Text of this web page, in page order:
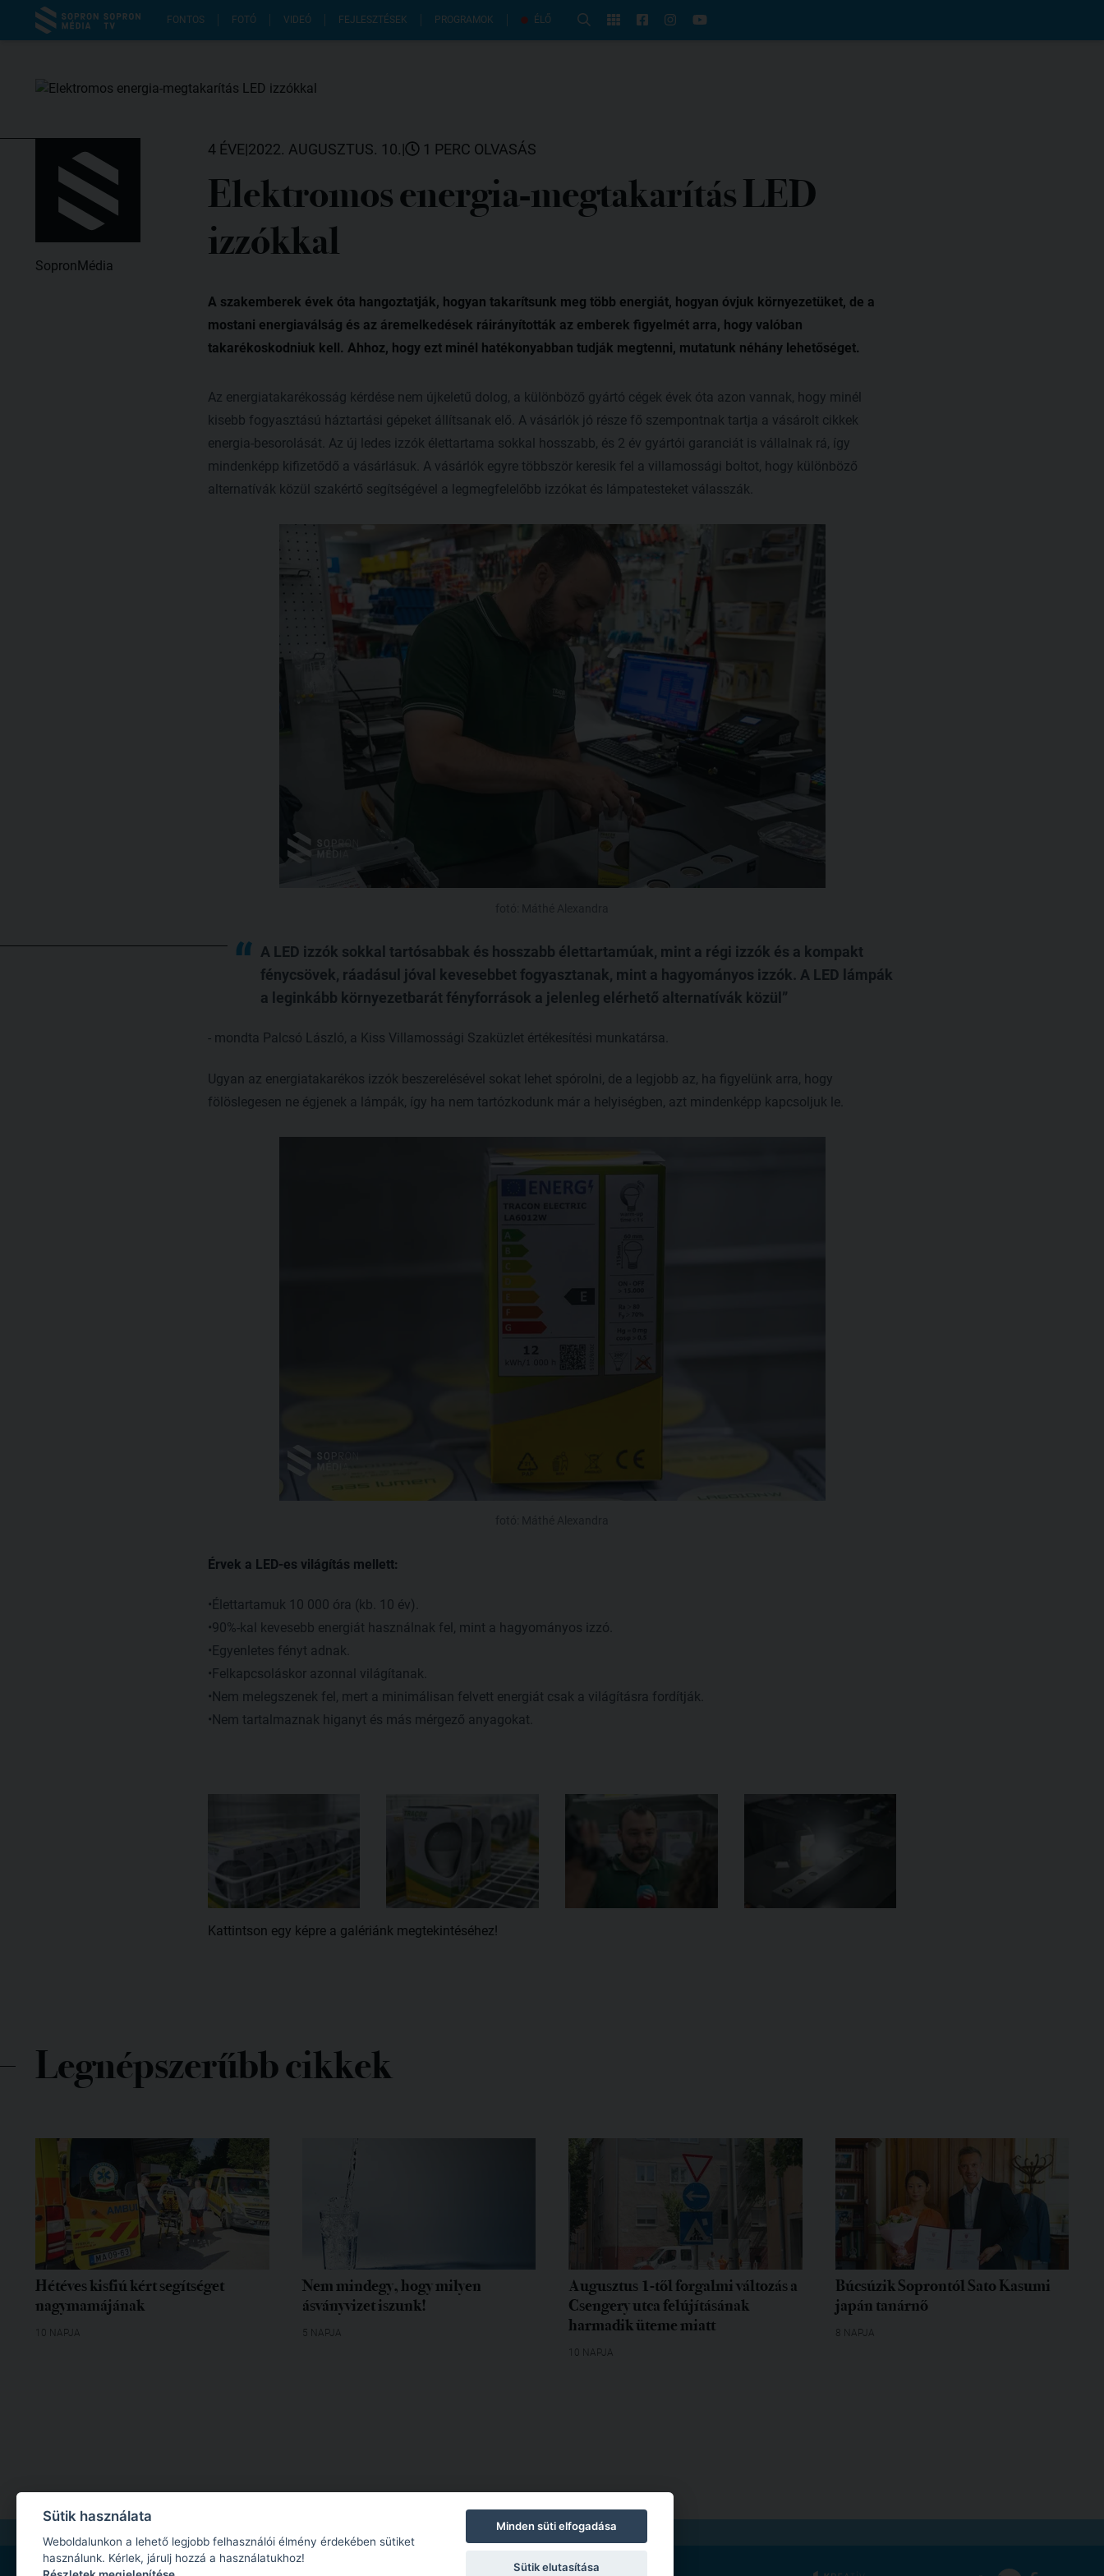
FONTOS FOTÓ VIDEÓ FEJLESZTÉSEK PROGRAMOK ÉLŐ
SopronMédia
4 ÉVE|2022. AUGUSZTUS. 10.| 1 PERC OLVASÁS
Elektromos energia-megtakarítás LED
izzókkal
A szakemberek évek óta hangoztatják, hogyan takarítsunk meg több energiát, hogyan óvjuk környezetüket, de a
mostani energiaválság és az áremelkedések ráirányították az emberek figyelmét arra, hogy valóban
takarékoskodniuk kell. Ahhoz, hogy ezt minél hatékonyabban tudják megtenni, mutatunk néhány lehetőséget.
Az energiatakarékosság kérdése nem újkeletű dolog, a különböző gyártó cégek évek óta azon vannak, hogy minél
kisebb fogyasztású háztartási gépeket állítsanak elő. A vásárlók jó része fő szempontnak tartja a vásárolt cikkek
energia-besorolását. Az új ledes izzók élettartama sokkal hosszabb, és 2 év gyártói garanciát is vállalnak rá, így
mindenképp kifizetődő a vásárlásuk. A vásárlók egyre többször keresik fel a villamossági boltot, hogy különböző
alternatívák közül szakértő segítségével a legmegfelelőbb izzókat és lámpatesteket válasszák.
A LED izzók sokkal tartósabbak és hosszabb élettartamúak, mint a régi izzók és a kompakt
fénycsövek, ráadásul jóval kevesebbet fogyasztanak, mint a hagyományos izzók. A LED lámpák
a leginkább környezetbarát fényforrások a jelenleg elérhető alternatívák közül
- mondta Palcsó László, a Kiss Villamossági Szaküzlet értékesítési munkatársa.
Ugyan az energiatakarékos izzók beszerelésével sokat lehet spórolni, de a legjobb az, ha figyelünk arra, hogy
fölöslegesen ne égjenek a lámpák, így ha nem tartózkodunk már a helyiségben, azt mindenképp kapcsoljuk le.
Érvek a LED-es világítás mellett:
•Élettartamuk 10 000 óra (kb. 10 év).
•90%-kal kevesebb energiát használnak fel, mint a hagyományos izzó.
•Egyenletes fényt adnak.
•Felkapcsoláskor azonnal világítanak.
•Nem melegszenek fel, mert a minimálisan felvett energiát csak a világításra fordítják.
•Nem tartalmaznak higanyt és más mérgező anyagokat.
Kattintson egy képre a galériánk megtekintéséhez!
Legnépszerűbb cikkek
Hétéves kisfiú kért segítséget
nagymamájának
10 NAPJA
Nem mindegy, hogy milyen
ásványvizet iszunk!
5 NAPJA
Augusztus 1-től forgalmi változás a
Csengery utca felújításának
harmadik üteme miatt
10 NAPJA
Búcsúzik Soprontól Sato Kasumi
japán tanárnő
8 NAPJA
MODERÁLÁSI SZABÁLYZAT
Sütik használata
Weboldalunkon a lehető legjobb felhasználói élmény érdekében sütiket
használunk. Kérlek, járulj hozzá a használatukhoz!
Minden süti elfogadása
Sütik elutasítása